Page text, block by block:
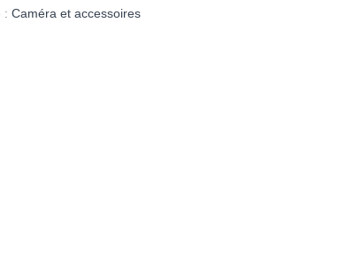
: Caméra et accessoires